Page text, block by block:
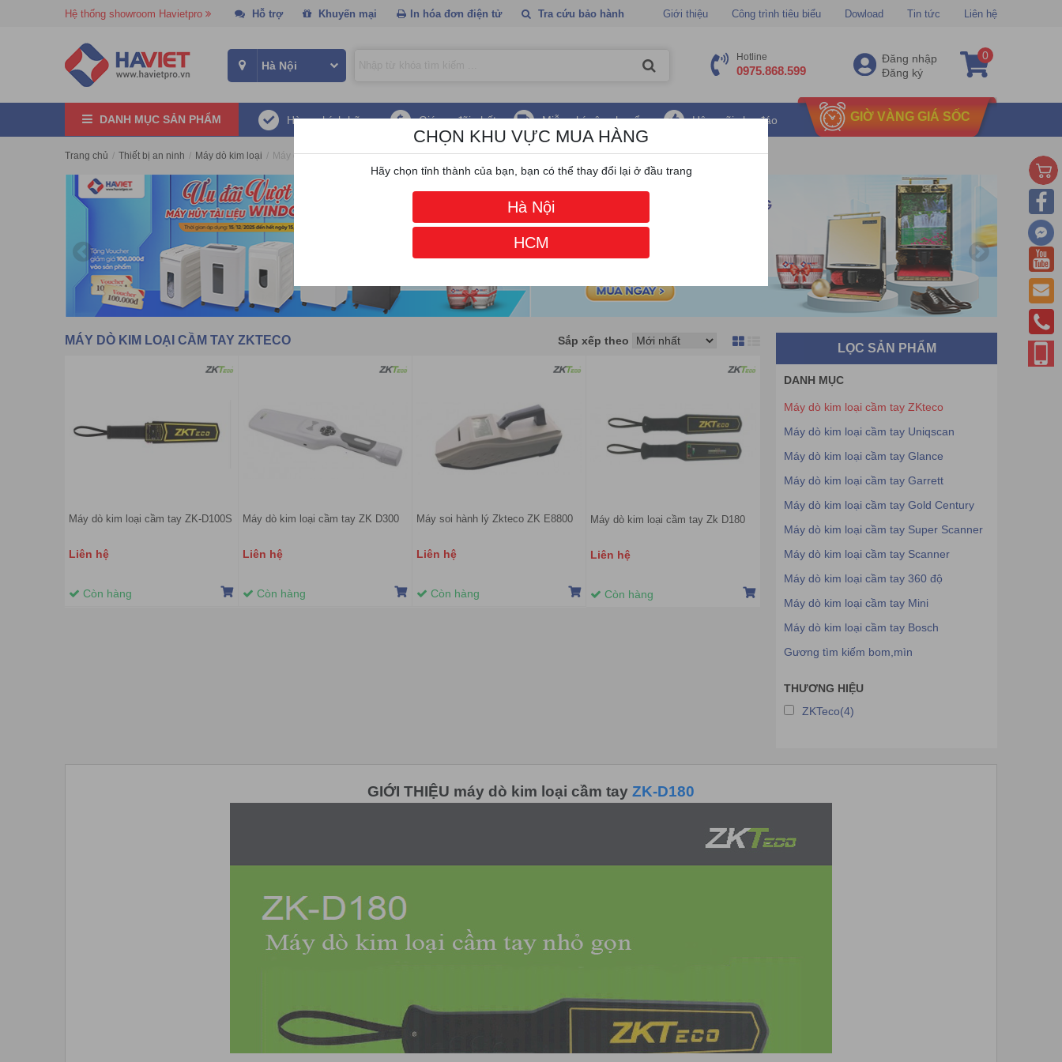
Hệ thống showroom Havietpro Hỗ trợ Khuyến mại In hóa đơn điện tử Tra cứu bảo hành Giới thiệu Công trình tiêu biểu Dowload Tin tức Liên hệ
Hotline
0975.868.599
Đăng nhập
Đăng ký
0
DANH MỤC SẢN PHẨM Hàng chính hãng Giá ưu đãi nhất Miễn phí vận chuyển Hậu mãi chu đáo GIỜ VÀNG GIÁ SỐC
Trang chủ / Thiết bị an ninh / Máy dò kim loại / Máy dò kim loại cầm tay ZKteco
MÁY DÒ KIM LOẠI CẦM TAY ZKTECO Sắp xếp theo
Máy dò kim loại cầm tay ZK-D100S
Liên hệ
Còn hàng
Máy dò kim loại cầm tay ZK D300
Liên hệ
Còn hàng
Máy soi hành lý Zkteco ZK E8800
Liên hệ
Còn hàng
Máy dò kim loại cầm tay Zk D180
Liên hệ
Còn hàng
LỌC SẢN PHẨM
DANH MỤC
Máy dò kim loại cầm tay ZKteco
Máy dò kim loại cầm tay Uniqscan
Máy dò kim loại cầm tay Glance
Máy dò kim loại cầm tay Garrett
Máy dò kim loại cầm tay Gold Century
Máy dò kim loại cầm tay Super Scanner
Máy dò kim loại cầm tay Scanner
Máy dò kim loại cầm tay 360 độ
Máy dò kim loại cầm tay Mini
Máy dò kim loại cầm tay Bosch
Gương tìm kiếm bom,mìn
THƯƠNG HIỆU
ZKTeco(4)
GIỚI THIỆU máy dò kim loại cầm tay ZK-D180
CHỌN KHU VỰC MUA HÀNG
Hãy chọn tỉnh thành của bạn, bạn có thể thay đổi lại ở đầu trang
Hà Nội
HCM